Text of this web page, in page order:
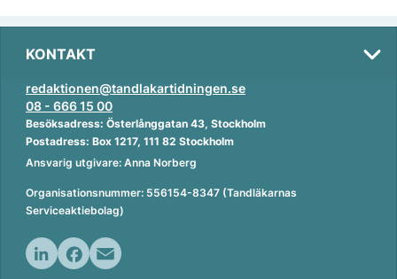
KONTAKT
redaktionen@tandlakartidningen.se
08 - 666 15 00
Besöksadress: Österlånggatan 43, Stockholm
Postadress: Box 1217, 111 82 Stockholm
Ansvarig utgivare: Anna Norberg
Organisationsnummer: 556154-8347 (Tandläkarnas
Serviceaktiebolag)